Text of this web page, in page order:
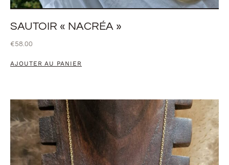
SAUTOIR « NACRÉA »
€58.00
AJOUTER AU PANIER